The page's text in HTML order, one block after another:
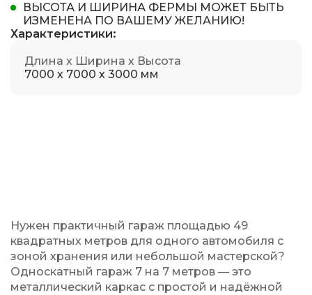
ВЫСОТА И ШИРИНА ФЕРМЫ МОЖЕТ БЫТЬ
ИЗМЕНЕНА ПО ВАШЕМУ ЖЕЛАНИЮ!
Характеристики:
Длина х Ширина х Высота
7000 х 7000 х 3000 мм
Нужен практичный гараж площадью 49
квадратных метров для одного автомобиля с
зоной хранения или небольшой мастерской?
Односкатный гараж 7 на 7 метров — это
металлический каркас с простой и надёжной